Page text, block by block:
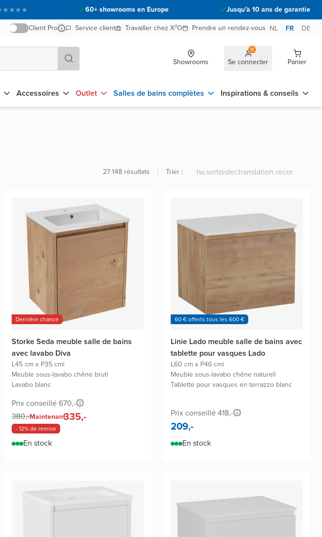
60+ showrooms en Europe
Jusqu'à 10 ans de garantie
Client Pro
Service client Travailler chez X²O Prendre un rendez-vous NL FR DE
Showrooms Se connecter Panier
Accessoires Outlet Salles de bains complètes Inspirations & conseils
27 148 résultats Trier :
Dernière chance
Storke Seda meuble salle de bains
avec lavabo Diva
L45 cm x P35 cm|
Meuble sous-lavabo chêne brut|
Lavabo blanc
Prix conseillé 670,-
380,-Maintenant335,-
- 12% de remise
En stock
60 € offerts tous les 600 €
Linie Lado meuble salle de bains avec
tablette pour vasques Lado
L60 cm x P46 cm|
Meuble sous-lavabo chêne naturel|
Tablette pour vasques en terrazzo blanc
Prix conseillé 418,-
209,-
En stock